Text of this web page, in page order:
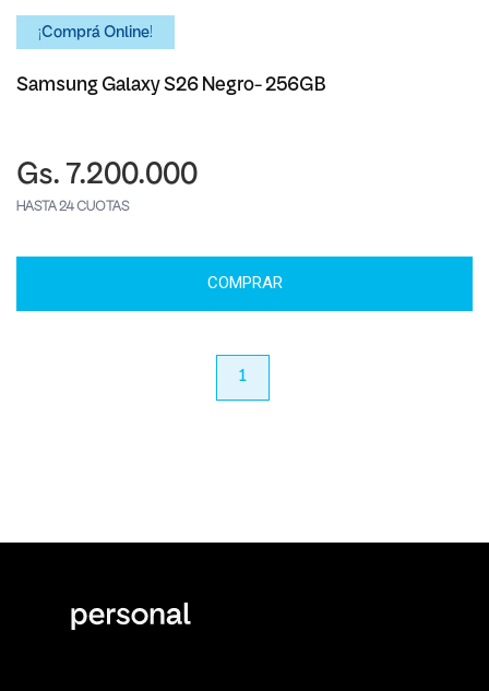
¡Comprá Online!
Samsung Galaxy S26 Negro- 256GB
Gs. 7.200.000
HASTA 24 CUOTAS
COMPRAR
1